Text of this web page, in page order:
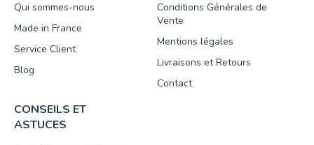
Qui sommes-nous
Made in France
Service Client
Blog
Conditions Générales de
Vente
Mentions légales
Livraisons et Retours
Contact
CONSEILS ET
ASTUCES